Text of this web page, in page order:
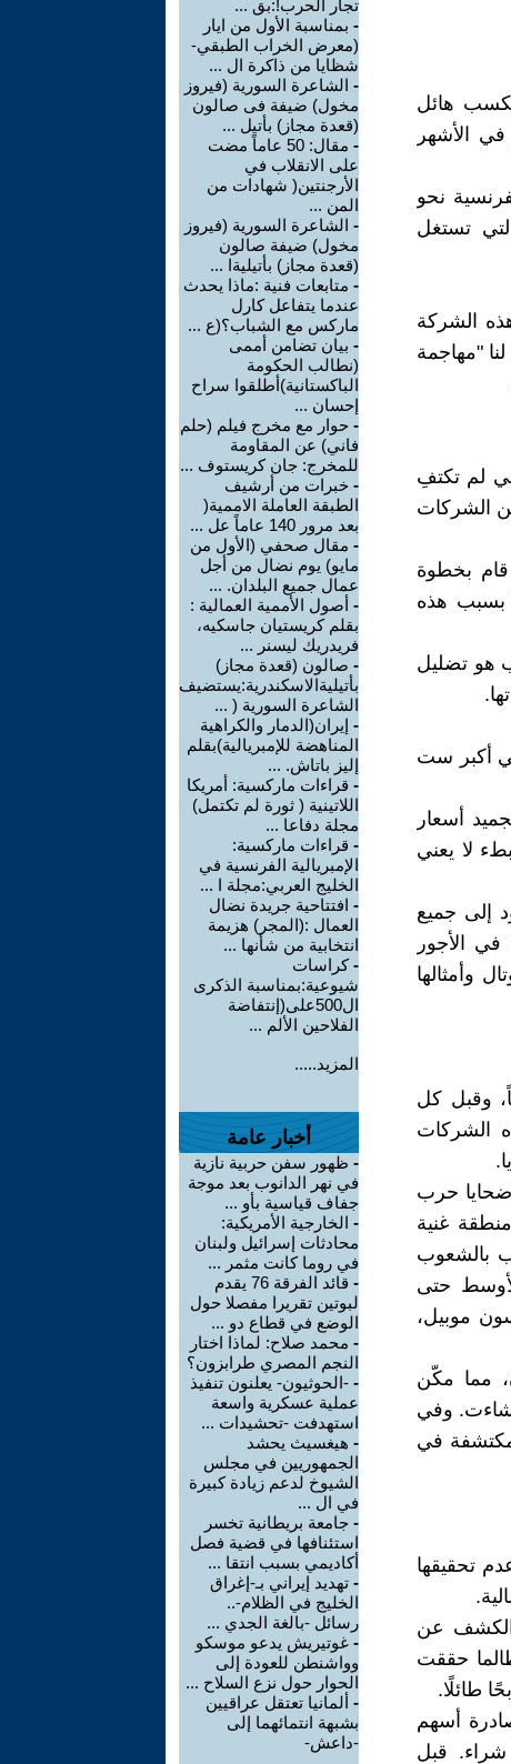
إنه مكسب هائل
بلغت 5.8 مليار دولار في الأشهر
نحو
تستغل
الشركة
"مهاجمة
لم تكتفِ
الشركات
قام بخطوة
بسبب هذه
هو تضليل
أكبر ست
أسعار
لا يعني
إلى جميع
الأجور
وأمثالها
وقبل كل
الشركات
ضحايا حرب
غنية
بالشعوب
حتى
موبيل،
مما مكّن
شاءت. وفي
في
تحقيقها
الكشف عن
حققت
طائلًا.
أسهم
شراء. قبل
تجار الحرب!:بق ...
- بمناسبة الأول من ايار
(معرض الخراب الطبقي-
شظايا من ذاكرة ال ...
- الشاعرة السورية (فيروز
مخول) ضيفة فى صالون
(قعدة مجاز) بأتيل ...
-
مقال: 50 عاماً مضت
على الانقلاب في
الأرجنتين( شهادات من
المن ...
- الشاعرة السورية (فيروز
مخول) ضيفة صالون
(قعدة مجاز) بأتيليةا ...
- متابعات فنية :ماذا يحدث
عندما يتفاعل كارل
ماركس مع الشباب؟(ع ...
- بيان تضامن أممى
(نطالب الحكومة
الباكستانية)أطلقوا سراح
إحسان ...
- حوار مع مخرج فيلم (حلم
فاني) عن المقاومة
للمخرج: جان كريستوف ...
- خبرات من أرشيف
الطبقة العاملة الاممية(
بعد مرور 140 عاماً عل ...
- مقال صحفي (الأول من
مايو) يوم نضال من أجل
عمال جميع البلدان. ...
- أصول الأممية العمالية :
بقلم كريستيان جاسكيه،
فريدريك ليسنر ...
- صالون (قعدة مجاز)
بأتيليةالاسكندرية:يستضيف
الشاعرة السورية ( ...
- إيران(الدمار والكراهية
المناهضة للإمبريالية)بقلم
إليز باتاش. ...
- قراءات ماركسية: أمريكا
اللاتينية ( ثورة لم تكتمل)
مجلة دفاعا ...
- قراءات ماركسية:
الإمبريالية الفرنسية في
الخليج العربي:مجلة ا ...
- افتتاحية جريدة نضال
العمال :(المجر) هزيمة
انتخابية من شأنها ...
-كراسات
شيوعية:بمناسبة الذكرى
ال500على(إنتفاضة
الفلاحين الألم ...
المزيد.....
أخبار عامة
- ظهور سفن حربية نازية
في نهر الدانوب بعد موجة
جفاف قياسية بأو ...
- الخارجية الأمريكية:
محادثات إسرائيل ولبنان
في روما كانت مثمر ...
-
قائد الفرقة 76 يقدم
لبوتين تقريرا مفصلا حول
الوضع في قطاع دو ...
- محمد صلاح: لماذا اختار
النجم المصري طرابزون؟
- -الحوثيون- يعلنون تنفيذ
عملية عسكرية واسعة
استهدفت -تحشيدات ...
- هيغسيث يحشد
الجمهوريين في مجلس
الشيوخ لدعم زيادة كبيرة
في ال ...
- جامعة بريطانية تخسر
استئنافها في قضية فصل
أكاديمي بسبب انتقا ...
- تهديد إيراني بـ-إغراق
الخليج في الظلام-..
رسائل -بالغة الجدي ...
- غوتيريش يدعو موسكو
وواشنطن للعودة إلى
الحوار حول نزع السلاح ...
- ألمانيا تعتقل عراقيين
بشبهة انتمائهما إلى
-داعش-